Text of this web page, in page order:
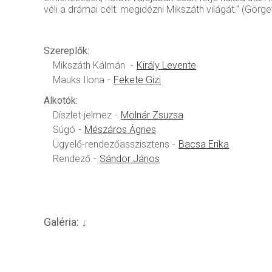
véli a drámai célt: megidézni Mikszáth világát.”
Szereplők:
Mikszáth Kálmán
Király Levente
Mauks Ilona
Fekete Gizi
Alkotók:
Díszlet-jelmez
Molnár Zsuzsa
Súgó
Mészáros Ágnes
Ügyelő-rendezőasszisztens
Bacsa Erika
Rendező
Sándor János
Galéria: